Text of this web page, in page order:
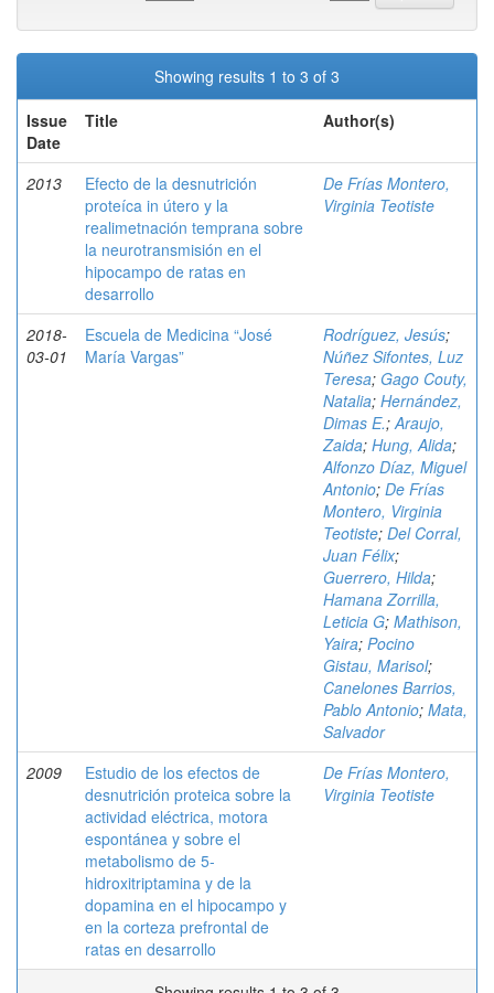
Showing results 1 to 3 of 3
Issue
Date
Title Author(s)
2013
Efecto de la desnutrición
proteíca in útero y la
realimetnación temprana sobre
la neurotransmisión en el
hipocampo de ratas en
desarrollo
De Frías Montero,
Virginia Teotiste
2018-
03-01
Escuela de Medicina “José
María Vargas”
Rodríguez, Jesús;
Núñez Sifontes, Luz
Teresa; Gago Couty,
Natalia; Hernández,
Dimas E.;Araujo,
Zaida; Hung, Alida;
Alfonzo Díaz, Miguel
Antonio; De Frías
Montero, Virginia
Teotiste; Del Corral,
Juan Félix;
Guerrero, Hilda;
Hamana Zorrilla,
Leticia G; Mathison,
Yaira; Pocino
Gistau, Marisol;
Canelones Barrios,
Pablo Antonio; Mata,
Salvador
2009
Estudio de los efectos de
desnutrición proteica sobre la
actividad eléctrica, motora
espontánea y sobre el
metabolismo de 5-
hidroxitriptamina y de la
dopamina en el hipocampo y
en la corteza prefrontal de
ratas en desarrollo
De Frías Montero,
Virginia Teotiste